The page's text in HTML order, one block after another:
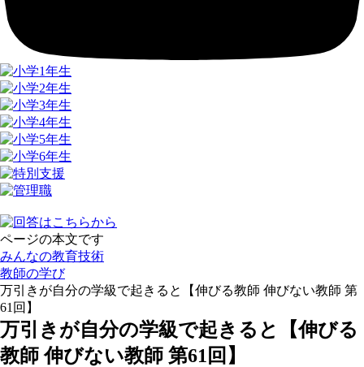
ページの本文です
みんなの教育技術
教師の学び
万引きが⾃分の学級で起きると【伸びる教師 伸びない教師 第
61回】
万引きが⾃分の学級で起きると【伸びる
教師 伸びない教師 第61回】